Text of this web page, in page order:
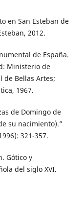
en San Esteban de
2012.
de España.
Ministerio de
de Bellas Artes;
1967.
de Domingo de
su nacimiento).”
321-357.
Gótico y
del siglo XVI.